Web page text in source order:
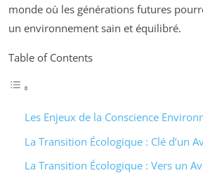
monde où les générations futures
un environnement sain et équilibré.
Table of Contents
Les Enjeux de la Conscience
La Transition Écologique : Clé d’un
La Transition Écologique : Vers un